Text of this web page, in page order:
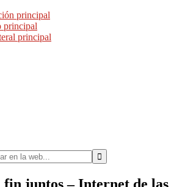
principal
principal
principal